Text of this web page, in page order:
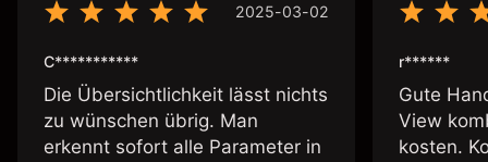
2025-03-02
C***********
Die Übersichtlichkeit lässt nichts
zu wünschen übrig. Man
erkennt sofort alle Parameter in
r******
Gute
View
kosten.